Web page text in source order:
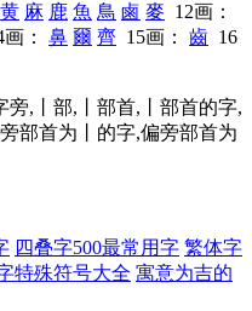
黄 麻 鹿 魚 鳥 鹵 麥 12画：
画： 鼻 爾 齊 15画： 齒 16
,丨部,丨部首,丨部首的字,
部首为丨的字,偏旁部首为
四叠字500最常用字 繁体字
特殊符号大全 寓意为吉的